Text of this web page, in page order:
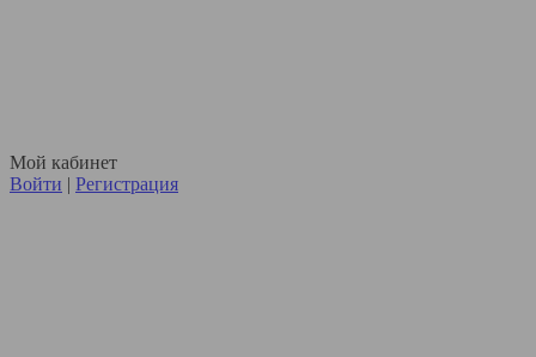
Мой кабинет
Войти | Регистрация